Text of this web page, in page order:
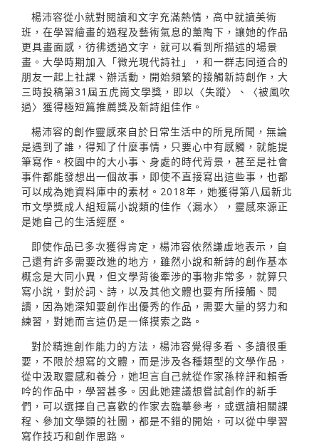
楊沛容從小就對閱讀和文字充滿熱情，高中就讀美術
班，在學習繪畫的過程及藝術氣息的薰陶下，讓她的作品
更具畫面感，彷彿透過文字，就可以看到所描述的場景
畫。大學時期加入「微光現代詩社」，和一群志同道合的
朋友一起上社課、辦活動，開始頻繁的接觸新詩創作，大
三時投稿第31屆五虎崗文學獎，即以〈失蹤〉、〈被風吹
過〉獲得極短篇推薦獎及新詩組佳作。
楊沛容的創作靈感來自於日常生活中的所見所聞，無論
是遇到了誰，得知了什麼事情，只要心中有感觸，就能提
筆寫作。校園中的大小事、身處的時代背景，甚至是社會
事件都能發想出一個故事，即使不直接寫出這些事，也都
可以成為她資料庫中的素材。2018年，她獲得第八屆新北
市文學獎成人組短篇小說類的佳作〈漏水〉，靈感來源正
是她自己的生活經歷。
即使作品已多次獲得肯定，楊沛容依然謙虛地表示，自
己還有許多需要改進的地方，雖然小說和新詩的創作基本
概念是大同小異，但文學背後牽涉的事物非常多，就算只
寫小說，對於詞、詩，以及其他文體也要有所接觸、閱
讀，因為她深知要創作出優秀的作品，需要大量的努力和
練習，對她而言這仍是一條摸索之路。
對於精進創作能力的方法，楊沛容覺得多看、多讀很重
要，不限於想寫的文體，而是涉及各種類型的文學作品，
從中汲取靈感和養分，她坦言自己就從作家孫梓評和賴香
吟的作品中，學習甚多。因此她建議想嘗試創作的新手
們，可以選擇自己喜歡的作家去臨摹參考，或選讀相關課
程、參加文學類的社團，都是不錯的開始，可以從中學習
寫作技巧和創作思路。